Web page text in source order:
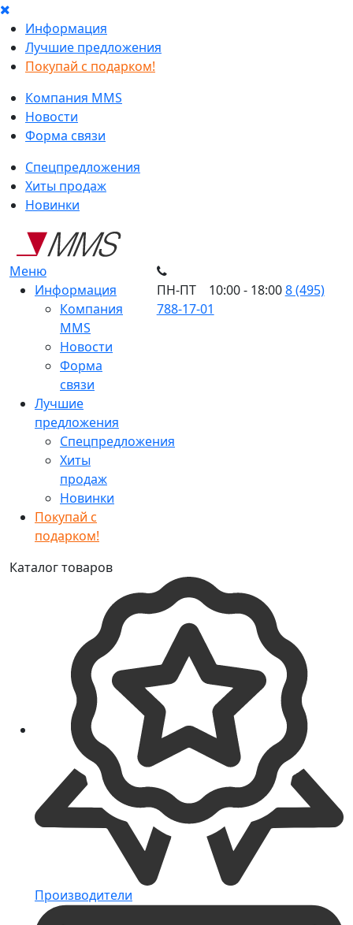
Информация
Лучшие предложения
Покупай с подарком!
Компания MMS
Новости
Форма связи
Спецпредложения
Хиты продаж
Новинки
Меню
Информация
Компания
MMS
Новости
Форма
связи
Лучшие
предложения
Спецпредложения
Хиты
продаж
Новинки
Покупай с
подарком!
ПН-ПТ 10:00 - 18:008 (495)
788-17-01
Каталог товаров
Производители